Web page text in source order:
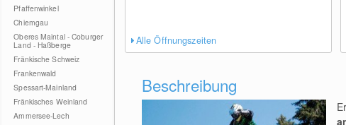
Pfaffenwinkel
Chiemgau
Oberes Maintal - Coburger
Land - Haßberge
Fränkische Schweiz
Frankenwald
Spessart-Mainland
Fränkisches Weinland
Ammersee-Lech
Alle Öffnungszeiten
Beschreibung